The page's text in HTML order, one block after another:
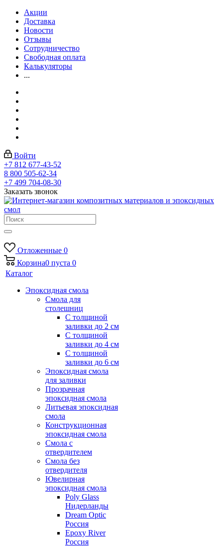
Акции
Доставка
Новости
Отзывы
Сотрудничество
Свободная оплата
Калькуляторы
...
Войти
+7 812 677-43-52
8 800 505-62-34
+7 499 704-08-30
Заказать звонок
Отложенные 0
Корзина0 пуста 0
Каталог
Эпоксидная смола
Смола для
столешниц
С толщиной
заливки до 2 см
С толщиной
заливки до 4 см
С толщиной
заливки до 6 см
Эпоксидная смола
для заливки
Прозрачная
эпоксидная смола
Литьевая эпоксидная
смола
Конструкционная
эпоксидная смола
Смола с
отвердителем
Смола без
отвердителя
Ювелирная
эпоксидная смола
Poly Glass
Нидерланды
Dream Optic
Россия
Epoxy River
Россия